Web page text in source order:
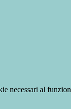
necessari al